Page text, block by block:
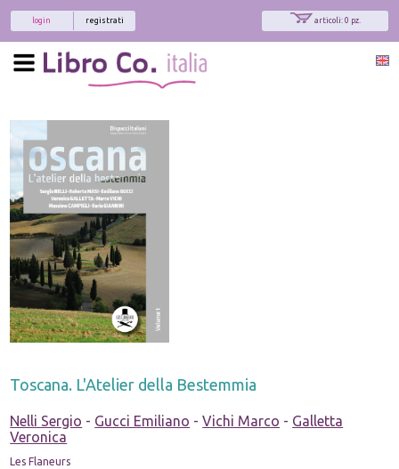
articoli: 0 pz.
registrati
login
Toscana. L'Atelier della Bestemmia
Nelli Sergio - Gucci Emiliano -Vichi Marco - Galletta
Veronica
Les Flaneurs